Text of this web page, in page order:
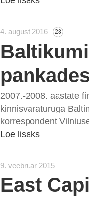
4. august 2016 28
2007.-2008. aastate
kinnisvaraturuga
korrespondent
Loe lisaks
9. veebruar 2015
East